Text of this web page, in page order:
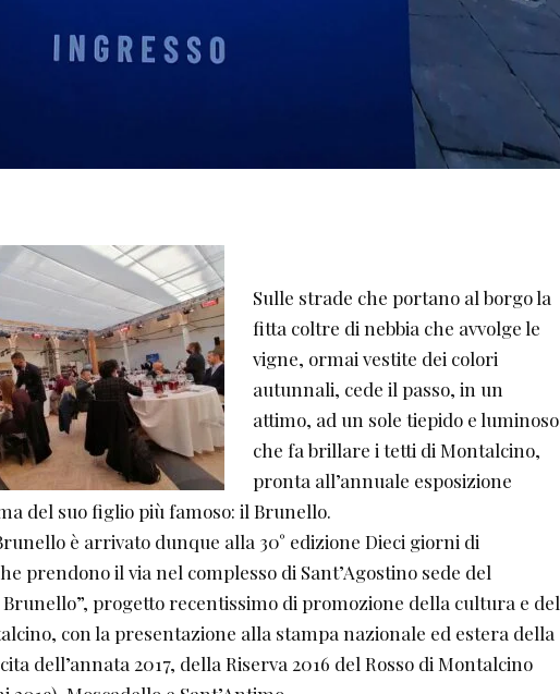
Sulle strade che portano al borgo la
fitta coltre di nebbia che avvolge le
vigne, ormai vestite dei colori
autunnali, cede il passo, in un
attimo, ad un sole tiepido e luminoso
che fa brillare i tetti di Montalcino,
pronta all’annuale esposizione
del suo figlio più famoso: il Brunello.
è arrivato dunque alla 30° edizione Dieci giorni di
prendono il via nel complesso di Sant’Agostino sede del
Brunello”, progetto recentissimo di promozione della cultura e del
con la presentazione alla stampa nazionale ed estera della
dell’annata 2017, della Riserva 2016 del Rosso di Montalcino